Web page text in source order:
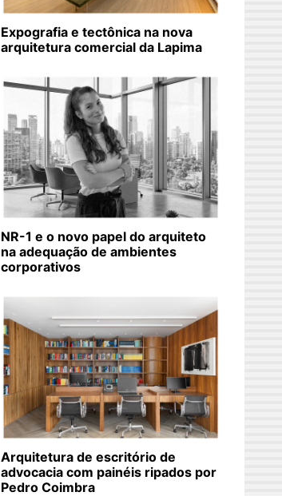
Expografia e tectônica na nova
arquitetura comercial da Lapima
NR-1 e o novo papel do arquiteto
na adequação de ambientes
corporativos
Arquitetura de escritório de
advocacia com painéis ripados por
Pedro Coimbra